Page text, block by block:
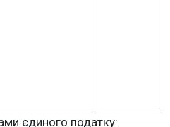
єдиного податку: